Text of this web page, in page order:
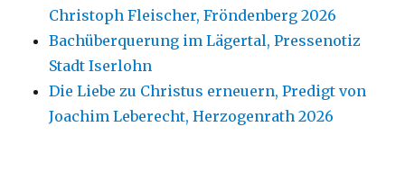
Christoph Fleischer, Fröndenberg 2026
Bachüberquerung im Lägertal, Pressenotiz
Stadt Iserlohn
Die Liebe zu Christus erneuern, Predigt von
Joachim Leberecht, Herzogenrath 2026